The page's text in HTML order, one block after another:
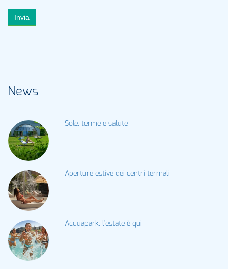
Invia
News
Sole, terme e salute
Aperture estive dei centri termali
Acquapark, l'estate è qui